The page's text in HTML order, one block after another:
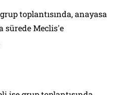
toplantısında, anayasa
sürede Meclis'e